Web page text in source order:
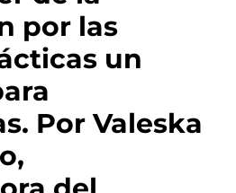
por las
un
Por Valeska